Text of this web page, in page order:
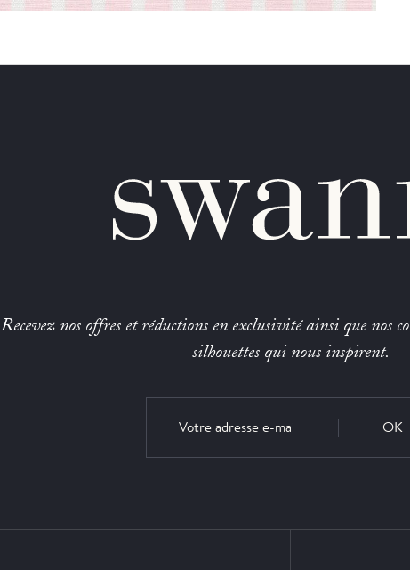
Recevez nos offres et réductions en exclusivité ainsi que nos
silhouettes qui nous inspirent.
OK